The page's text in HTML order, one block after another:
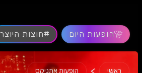
הופעות היום #חוצות היוצר
ראשי > הופעות אתניקס